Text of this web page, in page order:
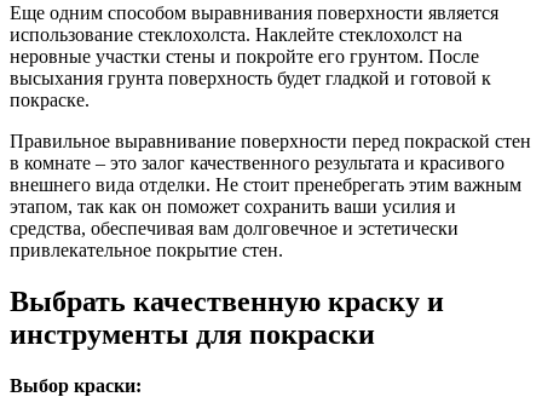
Еще одним способом выравнивания поверхности является
использование стеклохолста. Наклейте стеклохолст на
неровные участки стены и покройте его грунтом. После
высыхания грунта поверхность будет гладкой и готовой к
покраске.
Правильное выравнивание поверхности перед покраской стен
в комнате – это залог качественного результата и красивого
внешнего вида отделки. Не стоит пренебрегать этим важным
этапом, так как он поможет сохранить ваши усилия и
средства, обеспечивая вам долговечное и эстетически
привлекательное покрытие стен.
Выбрать качественную краску и
инструменты для покраски
Выбор краски: